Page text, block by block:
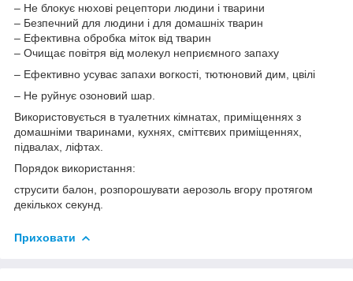
– Не блокує нюхові рецептори людини і тварини
– Безпечний для людини і для домашніх тварин
– Ефективна обробка міток від тварин
– Очищає повітря від молекул неприємного запаху
– Ефективно усуває запахи вогкості, тютюновий дим, цвілі
– Не руйнує озоновий шар.
Використовується в туалетних кімнатах, приміщеннях з
домашніми тваринами, кухнях, сміттєвих приміщеннях,
підвалах, ліфтах.
Порядок використання:
струсити балон, розпорошувати аерозоль вгору протягом
декількох секунд.
Приховати